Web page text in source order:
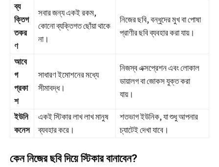
ব্য
ক্তিগ
তকর
ণ
সবার জন্য একই রকম,
কোনো ব্যক্তিগত ছোঁয়া থাকে
না।
নিজের ছবি, বন্ধুদের মুখ বা পোষা
প্রাণীর ছবি ব্যবহার করা যায়।
আবে
গ
প্রকা
শ
সাধারণ ইমোশনের মধ্যে
সীমাবদ্ধ।
নিজস্ব এক্সপ্রেশন এবং লোকাল
ডায়ালগ বা জোকস যুক্ত করা
যায়।
ইউনি
কনেস
একই স্টিকার লাখ লাখ মানুষ
ব্যবহার করে।
শতভাগ ইউনিক, যা শুধু আপনার
চ্যাটেই দেখা যাবে।
কেন নিজের ছবি দিয়ে স্টিকার বানাবেন?